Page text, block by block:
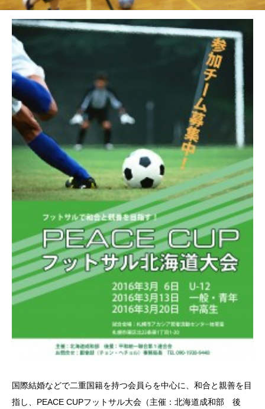
国際結婚などで二重国籍を持つ会員らを中心に、和合と親善を目
指し、PEACE CUPフットサル大会（主催：北海道成和部 後